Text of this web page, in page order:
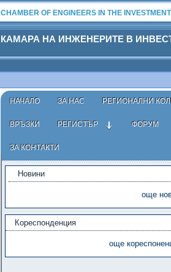
CHAMBER OF ENGINEERS IN THE
КАМАРА НА ИНЖЕНЕРИТЕ В
НАЧАЛО ЗА НАС РЕГИОНАЛНИ
ВРЪЗКИ РЕГИСТЪР ФОРУМ
ЗА КОНТАКТИ
ЕАСТ - АКТУАЛНО
Новини
още
Кореспонденция
още